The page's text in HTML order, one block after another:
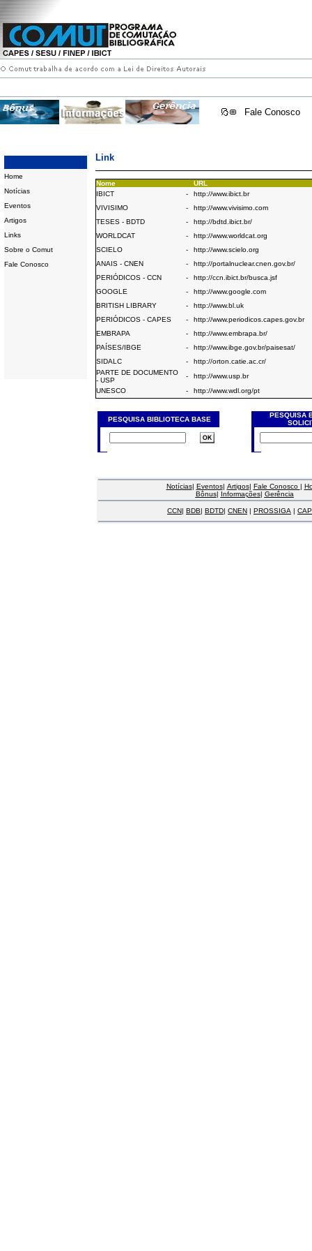
Fale Conosco
Home
Notícias
Eventos
Artigos
Links
Sobre o Comut
Fale Conosco
Link
Nome
URL
IBICT
-
http://www.ibict.br
VIVISIMO
-
http://www.vivisimo.com
TESES - BDTD
-
http://bdtd.ibict.br/
WORLDCAT
-
http://www.worldcat.org
SCIELO
-
http://www.scielo.org
ANAIS - CNEN
-
http://portalnuclear.cnen.gov.br/
PERIÓDICOS - CCN
-
http://ccn.ibict.br/busca.jsf
GOOGLE
-
http://www.google.com
BRITISH LIBRARY
-
http://www.bl.uk
PERIÓDICOS - CAPES
-
http://www.periodicos.capes.gov.br
EMBRAPA
-
http://www.embrapa.br/
PAÍSES/IBGE
-
http://www.ibge.gov.br/paisesat/
SIDALC
-
http://orton.catie.ac.cr/
PARTE DE DOCUMENTO
- USP
-
http://www.usp.br
UNESCO
- http://www.wdl.org/pt
PESQUISA BIBLIOTECA BASE
PESQUISA
Notícias| Eventos| Artigos| Fale Conosco |
Bônus| Informações| Gerência
CCN| BDB| BDTD| CNEN | PROSSIGA |